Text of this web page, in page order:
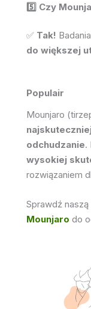
5️⃣ Czy
✅ Tak!
do większej
Populair
Mounjaro
odchudzanie.
wysokiej
rozwiązaniem
Sprawdź
Mounjaro do